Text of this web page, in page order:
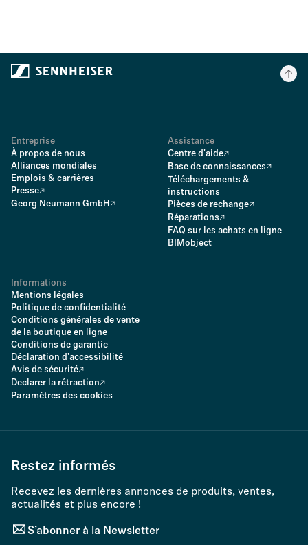
Entreprise
À propos de nous
Alliances mondiales
Emplois & carrières
Presse
Georg Neumann GmbH
Assistance
Centre d'aide
Base de connaissances
Téléchargements &
instructions
Pièces de rechange
Réparations
FAQ sur les achats en ligne
BIMobject
Informations
Mentions légales
Politique de confidentialité
Conditions générales de vente
de la boutique en ligne
Conditions de garantie
Déclaration d'accessibilité
Avis de sécurité
Declarer la rétraction
Paramètres des cookies
Restez informés
Recevez les dernières annonces de produits, ventes,
actualités et plus encore !
S’abonner à la Newsletter